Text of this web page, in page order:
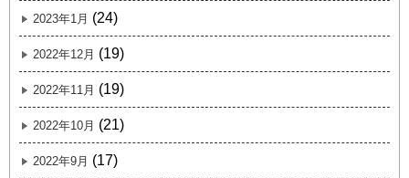
2023年1月 (24)
2022年12月 (19)
2022年11月 (19)
2022年10月 (21)
2022年9月 (17)